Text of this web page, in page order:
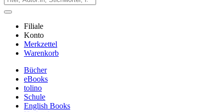
Filiale
Konto
Merkzettel
Warenkorb
Bücher
eBooks
tolino
Schule
English Books